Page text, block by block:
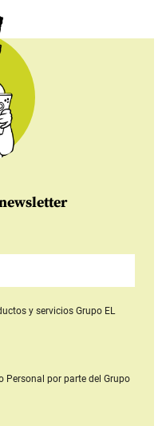
y serviciosGrupo EL
Personal por parte del Grupo